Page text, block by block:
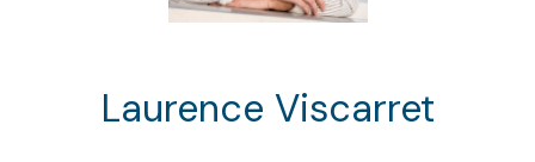
Laurence Viscarret